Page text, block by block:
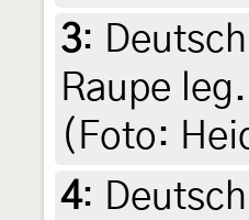
3:
Raupe
(Foto:
4: